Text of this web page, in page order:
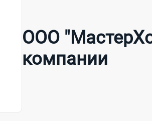
ООО
компании